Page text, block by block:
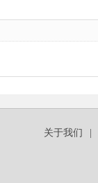
关于我们